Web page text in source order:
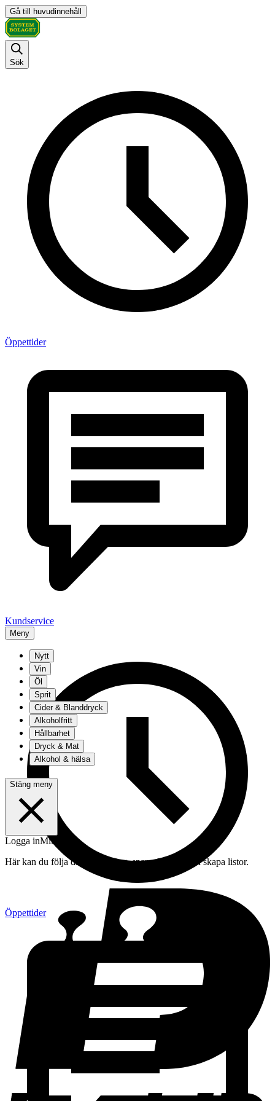
Gå till huvudinnehåll
Sök
Öppettider
Kundservice
Meny
Öppettider
Nytt
Vin
Öl
Sprit
Cider & Blanddryck
Alkoholfritt
Hållbarhet
Dryck & Mat
Alkohol & hälsa
Stäng meny
Logga inMitt konto
Här kan du följa din beställning, spara drycker och skapa listor.